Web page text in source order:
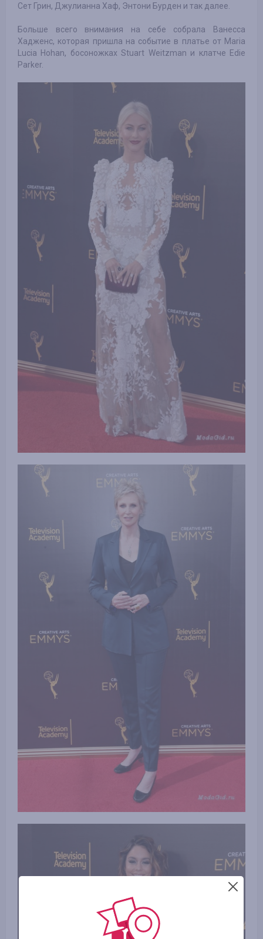
Сет Грин, Джулианна Хаф, Энтони Бурден и так далее.
Больше всего внимания на себе собрала Ванесса
Хадженс, которая пришла на событие в платье от Maria
Lucia Hohan, босоножках Stuart Weitzman и клатче Edie
Parker.